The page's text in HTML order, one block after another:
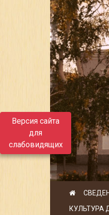
Версия сайта
для
слабовидящих
КУЛЬТУРА